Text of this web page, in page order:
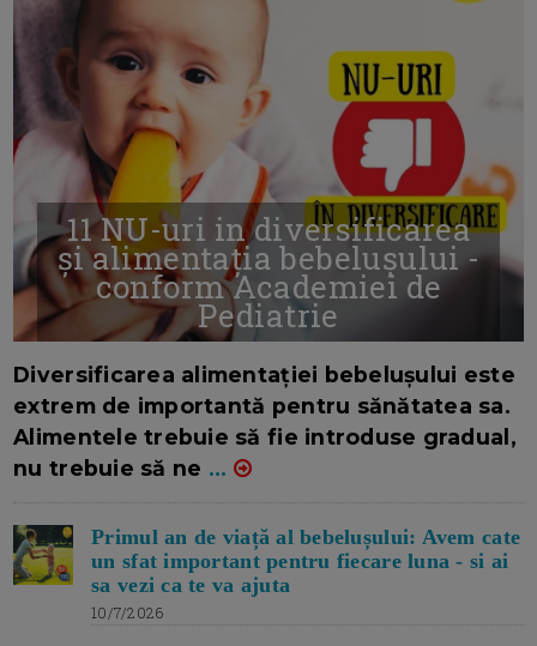
11 NU-uri in diversificarea
și alimentația bebelușului -
conform Academiei de
Pediatrie
Diversificarea alimentației bebelușului este
extrem de importantă pentru sănătatea sa.
Alimentele trebuie să fie introduse gradual,
nu trebuie să ne ...
Primul an de viață al bebelușului: Avem cate
un sfat important pentru fiecare luna - si ai
sa vezi ca te va ajuta
10/7/2026